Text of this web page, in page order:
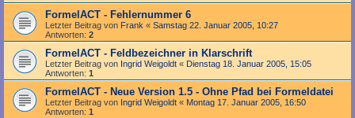
FormelACT - Fehlernummer 6
Letzter Beitrag von Frank « Samstag 22. Januar 2005, 10:27
Antworten: 2
FormelACT - Feldbezeichner in Klarschrift
Letzter Beitrag von Ingrid Weigoldt « Dienstag 18. Januar 2005, 15:05
Antworten: 1
FormelACT - Neue Version 1.5 - Ohne Pfad bei Formeldatei
Letzter Beitrag von Ingrid Weigoldt « Montag 17. Januar 2005, 16:50
Antworten: 1